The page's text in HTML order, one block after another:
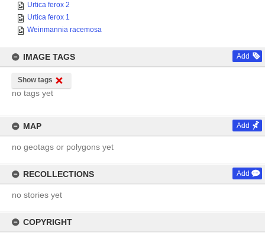
Urtica ferox 2
Urtica ferox 1
Weinmannia racemosa
IMAGE TAGS Add
Show tags
no tags yet
MAP Add
no geotags or polygons yet
RECOLLECTIONS Add
no stories yet
COPYRIGHT